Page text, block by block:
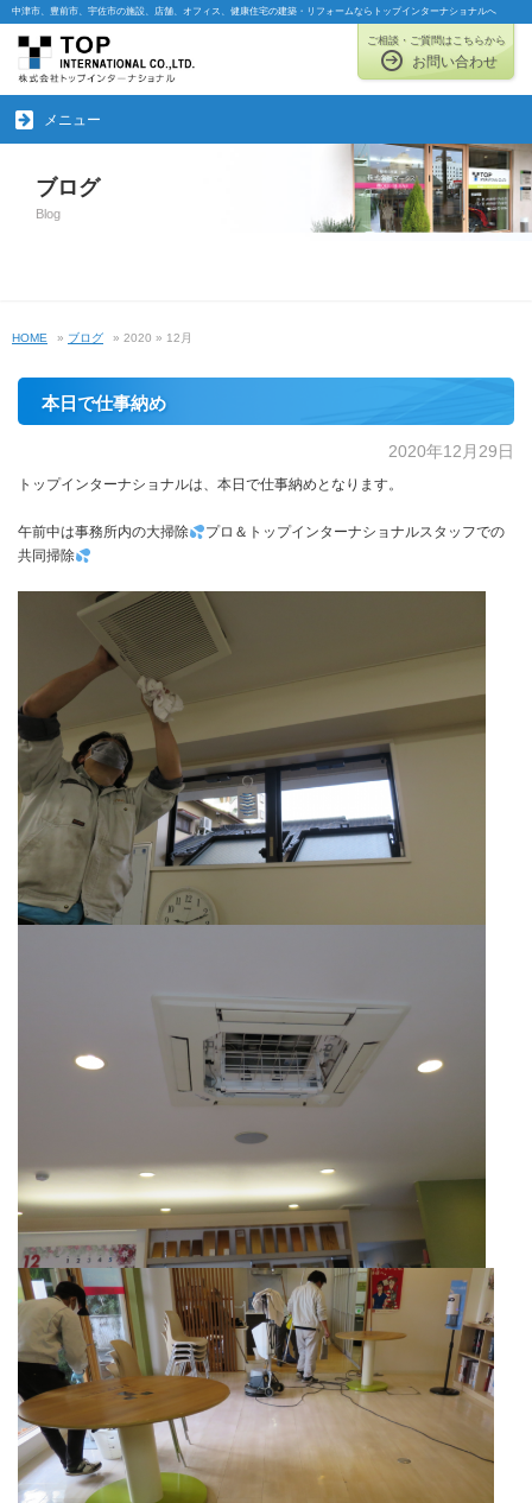
中津市、豊前市、宇佐市の施設、店舗、オフィス、健康住宅の建築・リフォームならトップインターナショナルへ
ご相談・ご質問はこちらから
お問い合わせ
メニュー
ブログ
Blog
HOME » ブログ » 2020 » 12月
本日で仕事納め
2020年12月29日
トップインターナショナルは、本日で仕事納めとなります。
午前中は事務所内の大掃除
プロ＆トップインターナショナルスタッフでの
共同掃除